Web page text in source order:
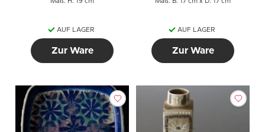
Maß: H: 19 cm
AUF LAGER
Zur Ware
Maß: B: 17 cm x D: 17 cm
AUF LAGER
Zur Ware